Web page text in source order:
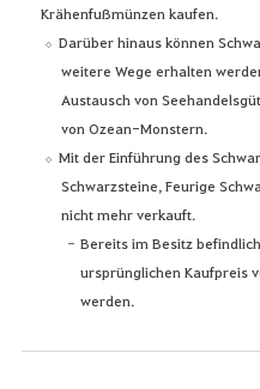
Krähenfußmünzen kaufen.
Darüber hinaus können
weitere Wege erhalten
Austausch von
von Ozean-Monstern.
Mit der Einführung des
Schwarzsteine, Feurige
nicht mehr verkauft.
Bereits im Besitz
ursprünglichen Kaufpreis
werden.